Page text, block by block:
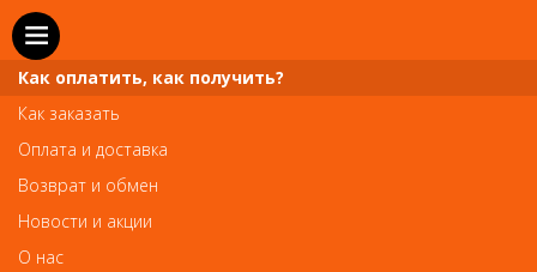
Как оплатить, как получить?
Как заказать
Оплата и доставка
Возврат и обмен
Новости и акции
О нас